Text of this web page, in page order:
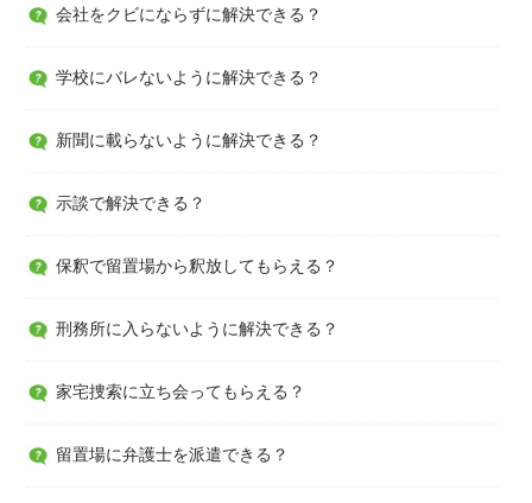
会社をクビにならずに解決できる？
学校にバレないように解決できる？
新聞に載らないように解決できる？
示談で解決できる？
保釈で留置場から釈放してもらえる？
刑務所に入らないように解決できる？
家宅捜索に立ち会ってもらえる？
留置場に弁護士を派遣できる？